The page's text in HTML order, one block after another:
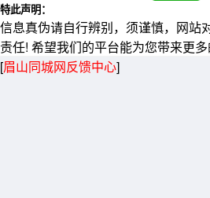
特此声明：
信息真伪请自行辨别，须谨慎，网站
责任! 希望我们的平台能为您带来更多
[眉山同城网反馈中心]